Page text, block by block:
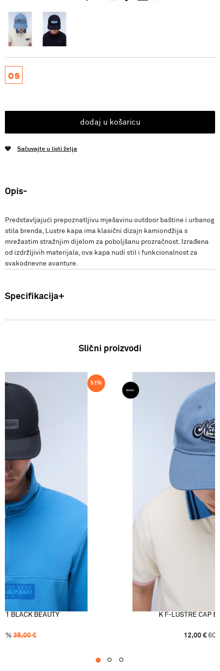
os
dodaj u košaricu
Sačuvajte u listi želja
Opis
Predstavljajući prepoznatljivu mješavinu outdoor baštine i urbanog
stila brenda, Lustre kapa ima klasični dizajn kamiondžija s
mrežastim stražnjim dijelom za poboljšanu prozračnost. Izrađena
od izdržljivih materijala, ova kapa nudi stil i funkcionalnost za
svakodnevne avanture.
Specifikacija
podrijetla: Filipini Sastav: 100% pamuk SS26
Slični proizvodi
51%
1 BLACK BEAUTY
% 35,00€
K F-LUSTRE CAP
12,00 € 60